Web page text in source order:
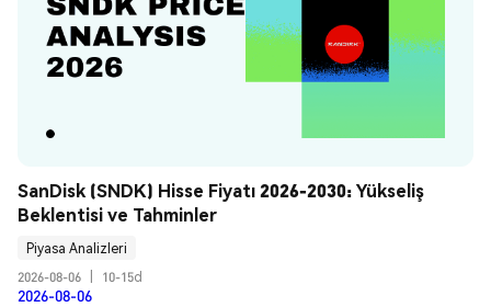
SanDisk (SNDK) Hisse Fiyatı 2026-2030: Yükseliş
Beklentisi ve Tahminler
Piyasa Analizleri
2026-08-06
10-15d
2026-08-06